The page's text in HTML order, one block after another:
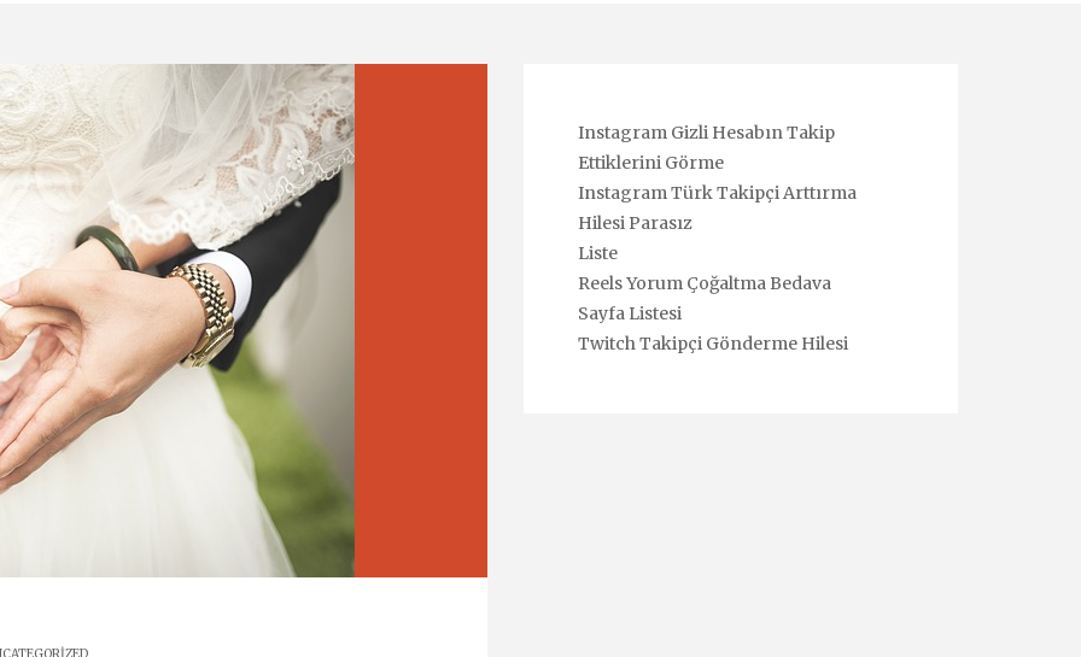
Instagram Gizli Hesabın Takip
Ettiklerini Görme
Instagram Türk Takipçi Arttırma
Hilesi Parasız
Liste
Reels Yorum Çoğaltma Bedava
Sayfa Listesi
Twitch Takipçi Gönderme Hilesi